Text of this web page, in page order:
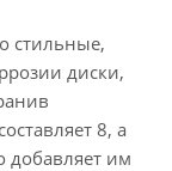
стильные,
диски,
8, а
им